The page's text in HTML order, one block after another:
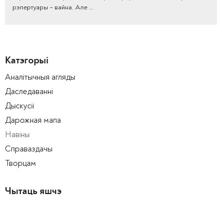
рэпертуары – вайна. Але …
Катэгорыі
Аналітычныя агляды
Даследаванні
Дыскусіі
Дарожная мапа
Навіны
Справаздачы
Творцам
Чытаць яшчэ